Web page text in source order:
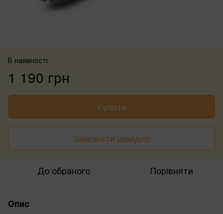
В наявності
1 190 грн
Купити
Замовити швидко
До обраного Порівняти
Опис